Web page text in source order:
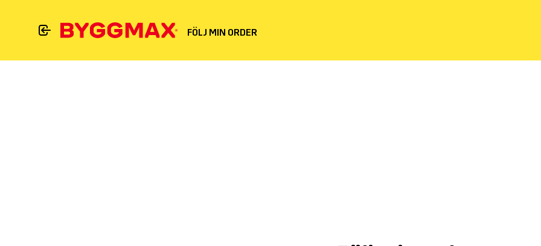
FÖLJ MIN ORDER